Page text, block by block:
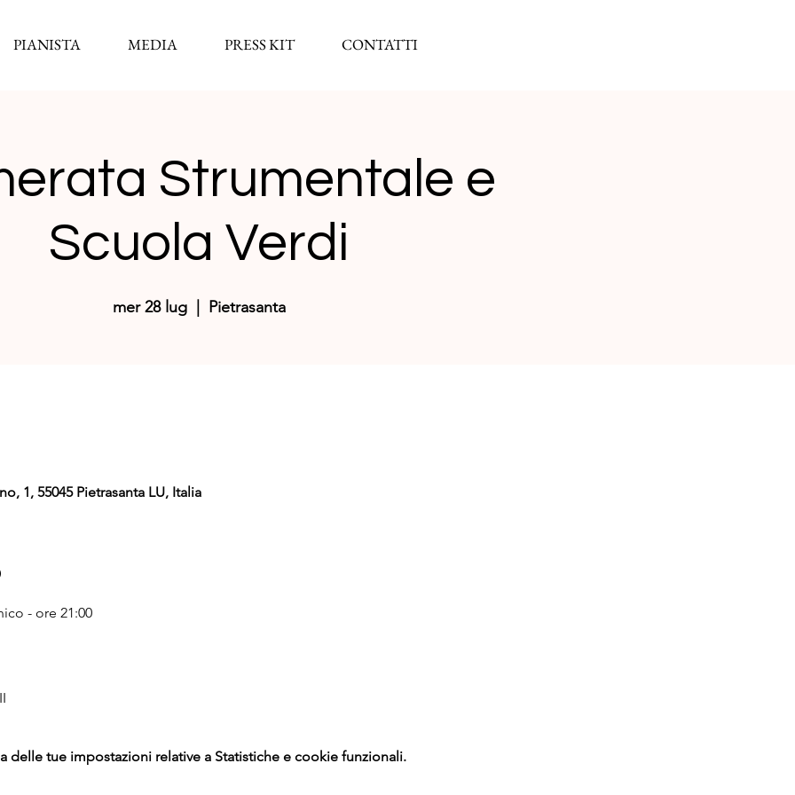
PIANISTA MEDIA PRESS KIT CONTATTI
Strumentale e
Scuola Verdi
mer 28 lug
  |
Pietrasanta
1, 55045 Pietrasanta LU, Italia
- ore 21:00
delle tue impostazioni relative a Statistiche e cookie funzionali.